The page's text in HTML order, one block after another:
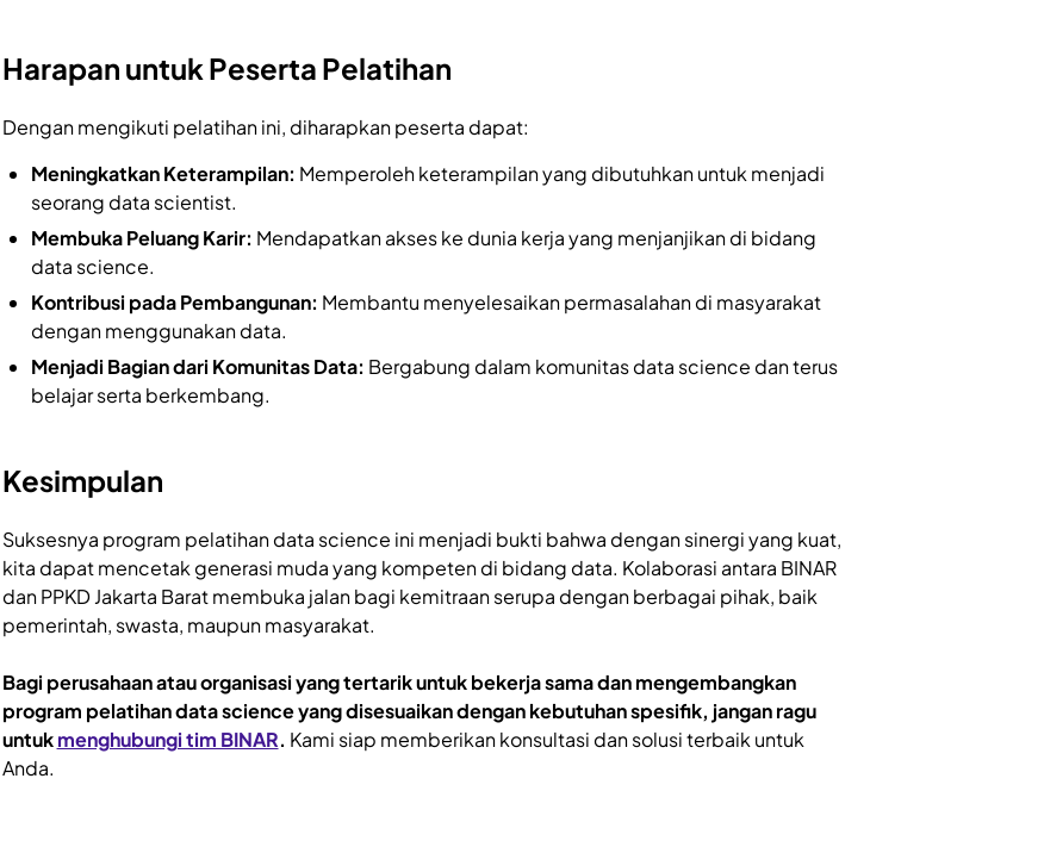
Harapan untuk Peserta Pelatihan
Dengan mengikuti pelatihan ini, diharapkan peserta dapat:
Meningkatkan Keterampilan: Memperoleh keterampilan yang dibutuhkan untuk menjadi
seorang data scientist.
Membuka Peluang Karir: Mendapatkan akses ke dunia kerja yang menjanjikan di bidang
data science.
Kontribusi pada Pembangunan: Membantu menyelesaikan permasalahan di masyarakat
dengan menggunakan data.
Menjadi Bagian dari Komunitas Data: Bergabung dalam komunitas data science dan terus
belajar serta berkembang.
Kesimpulan
Suksesnya program pelatihan data science ini menjadi bukti bahwa dengan sinergi yang kuat,
kita dapat mencetak generasi muda yang kompeten di bidang data. Kolaborasi antara BINAR
dan PPKD Jakarta Barat membuka jalan bagi kemitraan serupa dengan berbagai pihak, baik
pemerintah, swasta, maupun masyarakat.
Bagi perusahaan atau organisasi yang tertarik untuk bekerja sama dan mengembangkan
program pelatihan data science yang disesuaikan dengan kebutuhan spesifik, jangan ragu
untukmenghubungi tim BINAR. Kami siap memberikan konsultasi dan solusi terbaik untuk
Anda.